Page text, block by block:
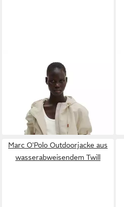
MARC O'POLOOutdoorjacke
aus gepeachtem Baumwoll-
Marc O'Polo Outdoorjacke aus
wasserabweisendem Twill